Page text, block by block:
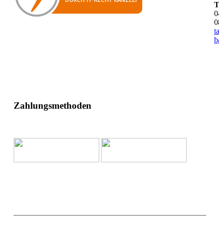
Zahlungsmethoden